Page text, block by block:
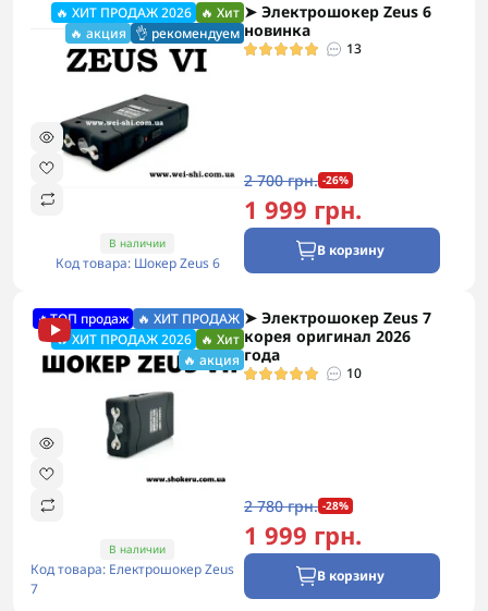
🔥 ХИТ ПРОДАЖ 2026 🔥 Хит
🔥 акция 👌 рекомендуем
В наличии
Код товара: Шокер Zeus 6
➤ Электрошокер Zeus 6
новинка
13
2 700 грн. -26%
1 999 грн.
В корзину
🔥ТОП продаж 🔥 ХИТ ПРОДАЖ
🔥 ХИТ ПРОДАЖ 2026 🔥 Хит
🔥 акция
В наличии
Код товара: Електрошокер Zeus
7
➤ Электрошокер Zeus 7
корея оригинал 2026
года
10
2 780 грн. -28%
1 999 грн.
В корзину